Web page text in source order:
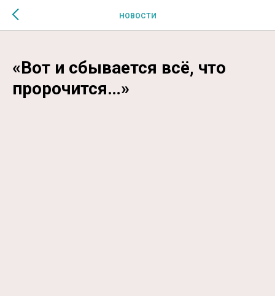
$MESSAGE$
НОВОСТИ
«Вот и сбывается всё, что
пророчится…»